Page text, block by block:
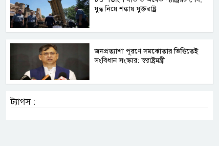
যুদ্ধ নিয়ে শঙ্কায় যুক্তরাষ্ট্র
জনপ্রত্যাশা পূরণে সমঝোতার ভিত্তিতেই
সংবিধান সংস্কার: স্বরাষ্ট্রমন্ত্রী
ট্যাগস :